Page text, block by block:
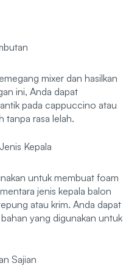
mixer dan hasilkan
ini, Anda dapat
pada cappuccino atau
tanpa rasa lelah.
Kepala
untuk membuat foam
jenis kepala balon
atau krim. Anda dapat
yang digunakan untuk
Sajian